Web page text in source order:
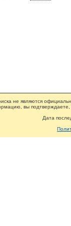
не являются
вы подтверждаете,
Дата